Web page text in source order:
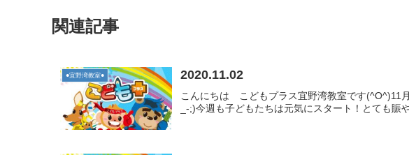
関連記事
●宜野湾教室● 2020.11.02
こんにちは こどもプラス宜野湾教室です(^O^)11
_-;)今週も子どもたちは元気にスタート！とても賑